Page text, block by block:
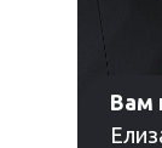
Вам